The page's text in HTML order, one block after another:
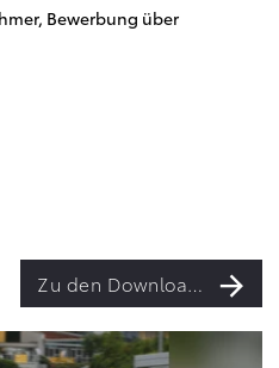
Bewerbung über
Zu den Downloads